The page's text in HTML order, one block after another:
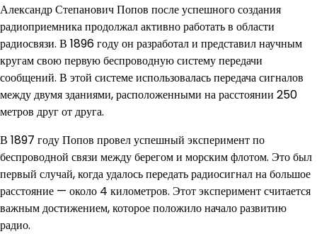
Александр Степанович Попов после успешного создания
радиоприемника продолжал активно работать в области
радиосвязи. В 1896 году он разработал и представил научным
кругам свою первую беспроводную систему передачи
сообщений. В этой системе использовалась передача сигналов
между двумя зданиями, расположенными на расстоянии 250
метров друг от друга.
В 1897 году Попов провел успешный эксперимент по
беспроводной связи между берегом и морским флотом. Это был
первый случай, когда удалось передать радиосигнал на большое
расстояние — около 4 километров. Этот эксперимент считается
важным достижением, которое положило начало развитию
радио.